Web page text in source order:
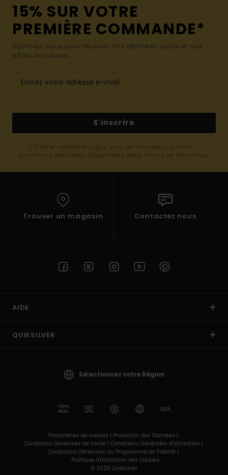
15% SUR VOTRE
PREMIÈRE COMMANDE*
Abonnez-vous pour recevoir nos dernières actus et nos
offres exclusives.
S'inscrire
(*) Offre valable en ligne pour les nouveaux inscrits -
Conditions détaillées disponibles dans l'email de bienvenue
Trouver un magasin Contactez nous
AIDE
QUIKSILVER
Sélectionnez votre Région
Paramètres de cookies | Protection des Données |
Conditions Générales de Vente | Conditions Générales d'Utilisation |
Conditions Générales du Programme de Fidélité |
Politique d'Utilisation des Cookies
© 2026 Quiksilver